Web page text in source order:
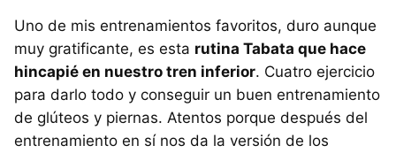
Uno de mis entrenamientos favoritos, duro aunque
muy gratificante, es esta rutina Tabata que hace
hincapié en nuestro tren inferior. Cuatro ejercicio
para darlo todo y conseguir un buen entrenamiento
de glúteos y piernas. Atentos porque después del
entrenamiento en sí nos da la versión de los